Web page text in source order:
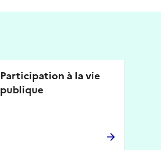
Participation à la vie
publique